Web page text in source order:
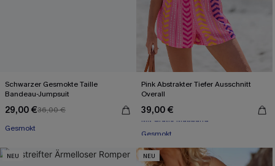
Schwarzer Gesmokte Taille
Bandeau-Jumpsuit
29,00 €36,00 €
Gesmokt
Pink Abstrakter Tiefer Ausschnitt
Overall
39,00 €
Mit Gratis-Maßband
NEU NEU